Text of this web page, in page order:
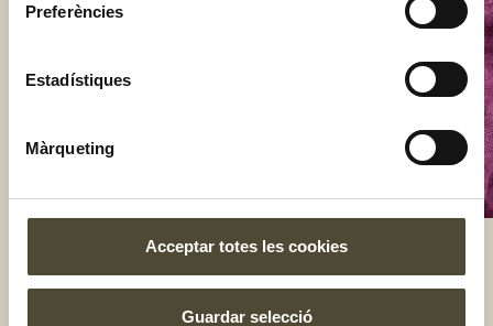
Preferències
Estadístiques
Màrqueting
Acceptar totes les cookies
Guardar selecció